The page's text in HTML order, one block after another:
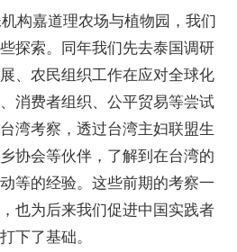
构嘉道理农场与植物园，我们
探索。同年我们先去泰国调研
、农民组织工作在应对全球化
消费者组织、公平贸易等尝试
湾考察，透过台湾主妇联盟生
协会等伙伴，了解到在台湾的
等的经验。这些前期的考察一
也为后来我们促进中国实践者
下了基础。